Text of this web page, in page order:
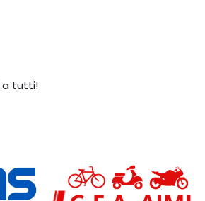
a tutti!